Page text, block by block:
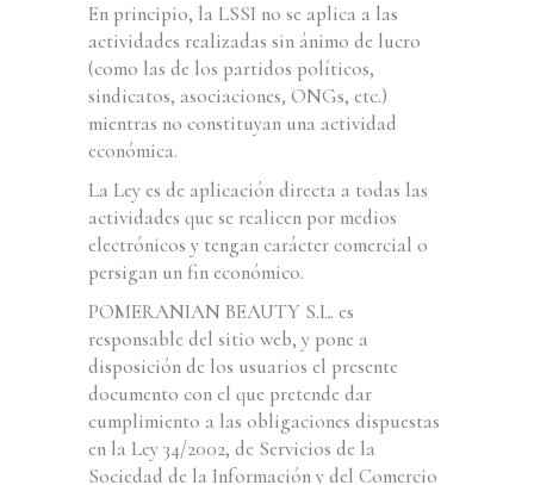
En principio, la LSSI no se aplica a las
actividades realizadas sin ánimo de lucro
(como las de los partidos políticos,
sindicatos, asociaciones, ONGs, etc.)
mientras no constituyan una actividad
económica.
La Ley es de aplicación directa a todas las
actividades que se realicen por medios
electrónicos y tengan carácter comercial o
persigan un fin económico.
POMERANIAN BEAUTY S.L. es
responsable del sitio web, y pone a
disposición de los usuarios el presente
documento con el que pretende dar
cumplimiento a las obligaciones dispuestas
en la Ley 34/2002, de Servicios de la
Sociedad de la Información y del Comercio